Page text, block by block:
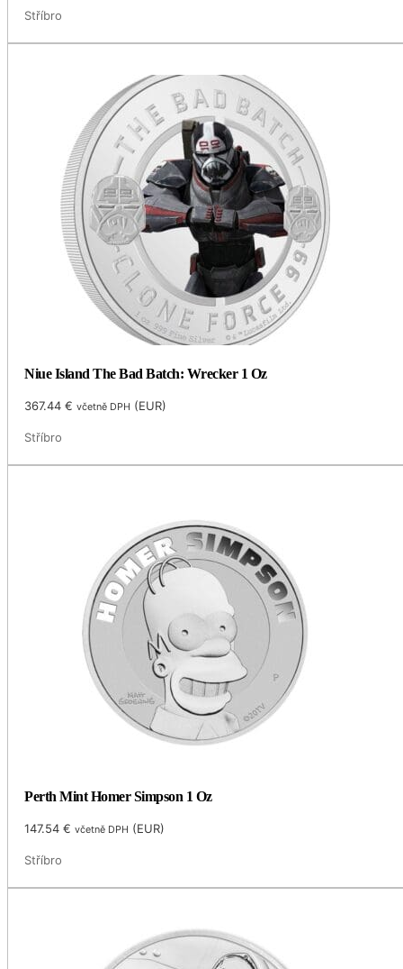
Stříbro
Niue Island The Bad Batch: Wrecker 1 Oz
367.44€ včetně DPH (EUR)
Stříbro
Perth Mint Homer Simpson 1 Oz
147.54€ včetně DPH (EUR)
Stříbro